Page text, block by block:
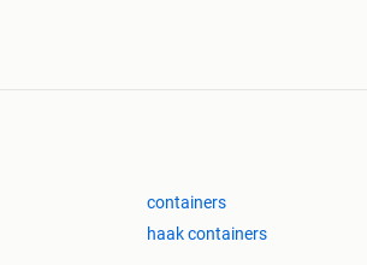
containers
haak containers